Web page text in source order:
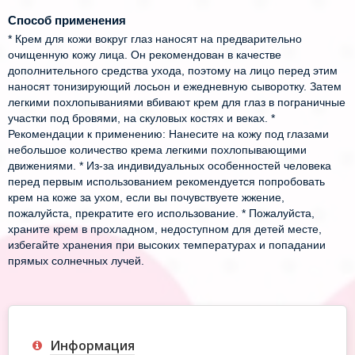
Способ применения
* Крем для кожи вокруг глаз наносят на предварительно
очищенную кожу лица. Он рекомендован в качестве
дополнительного средства ухода, поэтому на лицо перед этим
наносят тонизирующий лосьон и ежедневную сыворотку. Затем
легкими похлопываниями вбивают крем для глаз в пограничные
участки под бровями, на скуловых костях и веках. *
Рекомендации к применению: Нанесите на кожу под глазами
небольшое количество крема легкими похлопывающими
движениями. * Из-за индивидуальных особенностей человека
перед первым использованием рекомендуется попробовать
крем на коже за ухом, если вы почувствуете жжение,
пожалуйста, прекратите его использование. * Пожалуйста,
храните крем в прохладном, недоступном для детей месте,
избегайте хранения при высоких температурах и попадании
прямых солнечных лучей.
Информация